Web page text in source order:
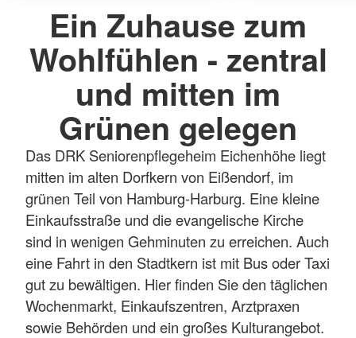
Ein Zuhause zum
Wohlfühlen - zentral
und mitten im
Grünen gelegen
Das DRK Seniorenpflegeheim Eichenhöhe liegt
mitten im alten Dorfkern von Eißendorf, im
grünen Teil von Hamburg-Harburg. Eine kleine
Einkaufsstraße und die evangelische Kirche
sind in wenigen Gehminuten zu erreichen. Auch
eine Fahrt in den Stadtkern ist mit Bus oder Taxi
gut zu bewältigen. Hier finden Sie den täglichen
Wochenmarkt, Einkaufszentren, Arztpraxen
sowie Behörden und ein großes Kulturangebot.